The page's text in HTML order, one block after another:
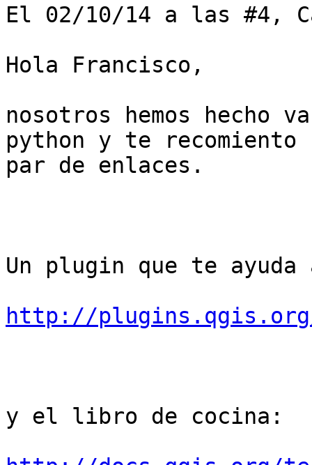
El 02/10/14 a las #4,
Hola Francisco,
nosotros hemos hecho
python y te recomiento
par de enlaces.
Un plugin que te
http://
y el libro de cocina: